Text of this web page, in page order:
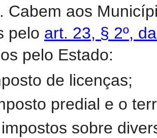
Cabem aos
pelo art. 23, § 2º,
pelo Estado:
de licenças;
predial e o
sobre